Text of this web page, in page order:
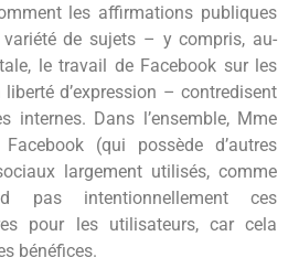
les affirmations publiques
de sujets – y compris, au-
le travail de Facebook sur les
d’expression – contredisent
internes. Dans l’ensemble, Mme
(qui possède d’autres
largement utilisés, comme
pas intentionnellement ces
pour les utilisateurs, car cela
bénéfices.